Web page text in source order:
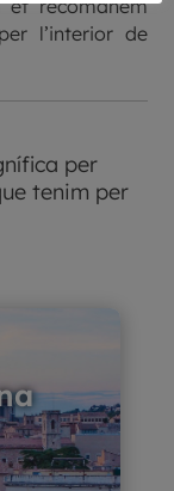
et recomanem
l’interior de
per
tenim per